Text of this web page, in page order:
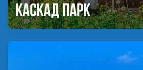
Каскад Парк